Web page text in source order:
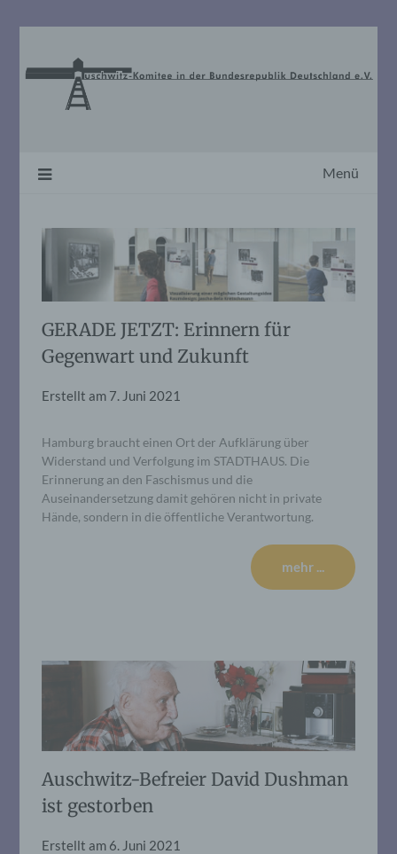
Menü
GERADE JETZT: Erinnern für
Gegenwart und Zukunft
Erstellt am 7. Juni 2021
Hamburg braucht einen Ort der Aufklärung über
Widerstand und Verfolgung im STADTHAUS. Die
Erinnerung an den Faschismus und die
Auseinandersetzung damit gehören nicht in private
Hände, sondern in die öffentliche Verantwortung.
mehr ...
Auschwitz-Befreier David Dushman
ist gestorben
Erstellt am 6. Juni 2021